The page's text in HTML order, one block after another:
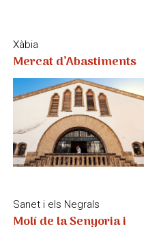
Sanet i els Negrals
Molí de la Senyoria i
Magnolier Centenari